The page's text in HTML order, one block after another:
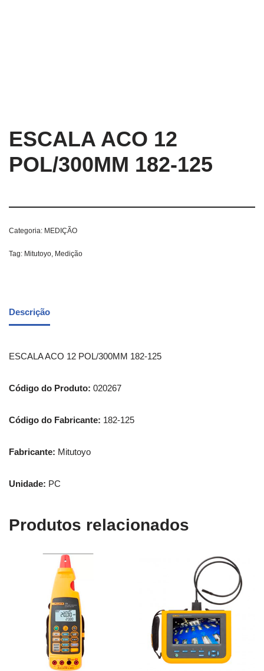
ESCALA ACO 12
POL/300MM 182-125
Categoria: MEDIÇÃO
Tag: Mitutoyo, Medição
Descrição
ESCALA ACO 12 POL/300MM 182-125
Código do Produto: 020267
Código do Fabricante: 182-125
Fabricante: Mitutoyo
Unidade: PC
Produtos relacionados